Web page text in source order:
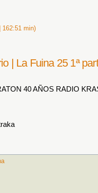
162:51 min)
| La Fuina 25 1ª
40 AÑOS RADIO